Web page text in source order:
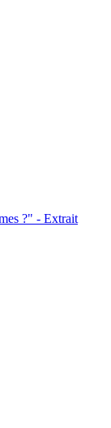
?" - Extrait